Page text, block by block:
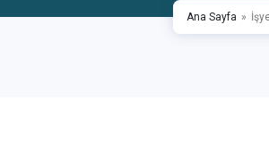
Ana Sayfa